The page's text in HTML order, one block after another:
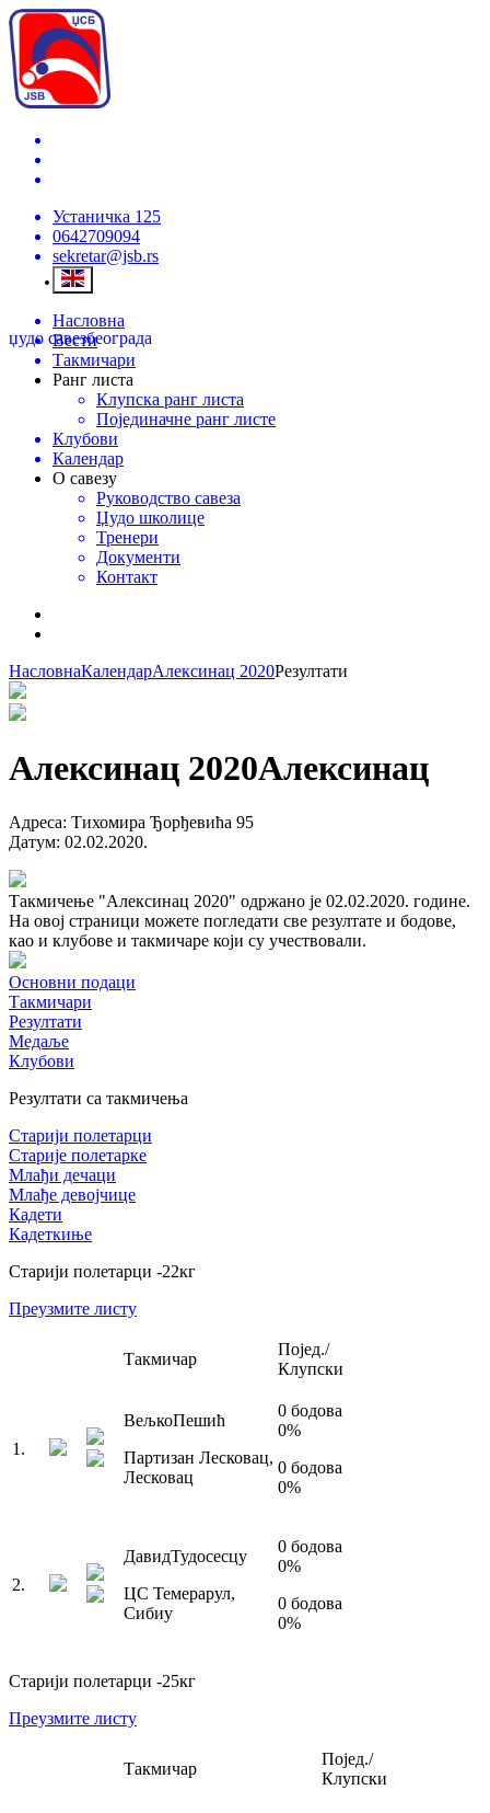
Устаничка 125
0642709094
sekretar@jsb.rs
џудо савезбеограда
Насловна
Вести
Такмичари
Ранг листа
Клупска ранг листа
Појединачне ранг листе
Клубови
Календар
О савезу
Руководство савеза
Џудо школице
Тренери
Документи
Контакт
НасловнаКалендарАлексинац 2020Резултати
Алексинац 2020Алексинац
Адреса: Тихомира Ђорђевића 95
Датум: 02.02.2020.
Такмичење "Алексинац 2020" одржано је 02.02.2020. године.
На овој страници можете погледати све резултате и бодове,
као и клубове и такмичаре који су учествовали.
Основни подаци
Такмичари
Резултати
Медаље
Клубови
Резултати са такмичења
Старији полетарци
Старије полетарке
Млађи дечаци
Млађе девојчице
Кадети
Кадеткиње
Старији полетарци -22кг
Преузмите листу
Такмичар
Појед./
Клупски
1 .
ВељкоПешић
Партизан Лесковац,
Лесковац
0 бодова
0%
0 бодова
0%
2.
ДавидТудосесцу
ЦС Темерарул,
Сибиу
0 бодова
0%
0 бодова
0%
Старији полетарци -25кг
Преузмите листу
Такмичар
Појед./
Клупски